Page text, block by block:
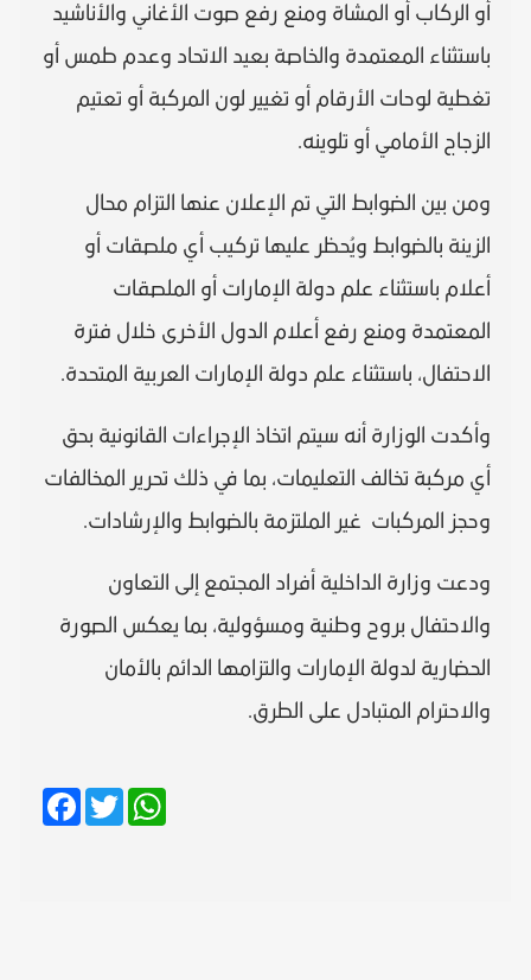
أو الركاب أو المشاة ومنع رفع صوت الأغاني والأناشيد
باستثناء المعتمدة والخاصة بعيد الاتحاد وعدم طمس أو
تغطية لوحات الأرقام أو تغيير لون المركبة أو تعتيم
الزجاج الأمامي أو تلوينه.
ومن بين الضوابط التي تم الإعلان عنها التزام محال
الزينة بالضوابط ويُحظر عليها تركيب أي ملصقات أو
أعلام باستثناء علم دولة الإمارات أو الملصقات
المعتمدة ومنع رفع أعلام الدول الأخرى خلال فترة
الاحتفال، باستثناء علم دولة الإمارات العربية المتحدة.
وأكدت الوزارة أنه سيتم اتخاذ الإجراءات القانونية بحق
أي مركبة تخالف التعليمات، بما في ذلك تحرير المخالفات
وحجز المركبات غير الملتزمة بالضوابط والإرشادات.
ودعت وزارة الداخلية أفراد المجتمع إلى التعاون
والاحتفال بروح وطنية ومسؤولية، بما يعكس الصورة
الحضارية لدولة الإمارات والتزامها الدائم بالأمان
والاحترام المتبادل على الطرق.
Facebook
Twitter